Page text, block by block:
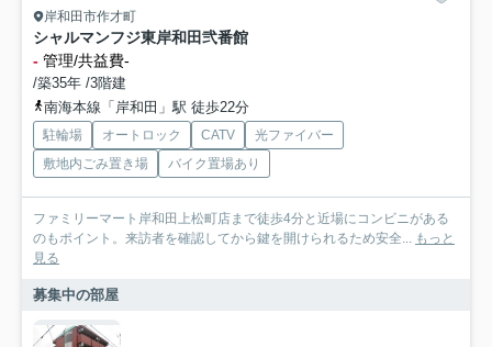
岸和田市作才町
シャルマンフジ東岸和田弐番館
- 管理/共益費-
/築35年 /3階建
南海本線「岸和田」駅 徒歩22分
駐輪場 オートロック CATV
光ファイバー
敷地内ごみ置き場
バイク置場あり
ファミリーマート岸和田上松町店まで徒歩4分と近場にコンビニがある
のもポイント。来訪者を確認してから鍵を開けられるため安全... もっと
見る
募集中の部屋